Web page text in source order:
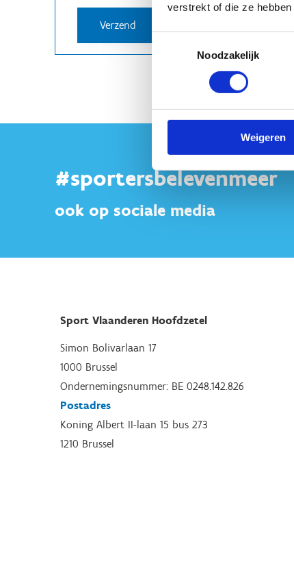
verstrekt of die ze
Noodzakelijk
Weigeren
#sportersbelevenmeer
ook op sociale media
Sport Vlaanderen Hoofdzetel
Simon Bolivarlaan 17
1000 Brussel
Ondernemingsnummer: BE 0248.142.826
Postadres
Koning Albert II-laan 15 bus 273
1210 Brussel